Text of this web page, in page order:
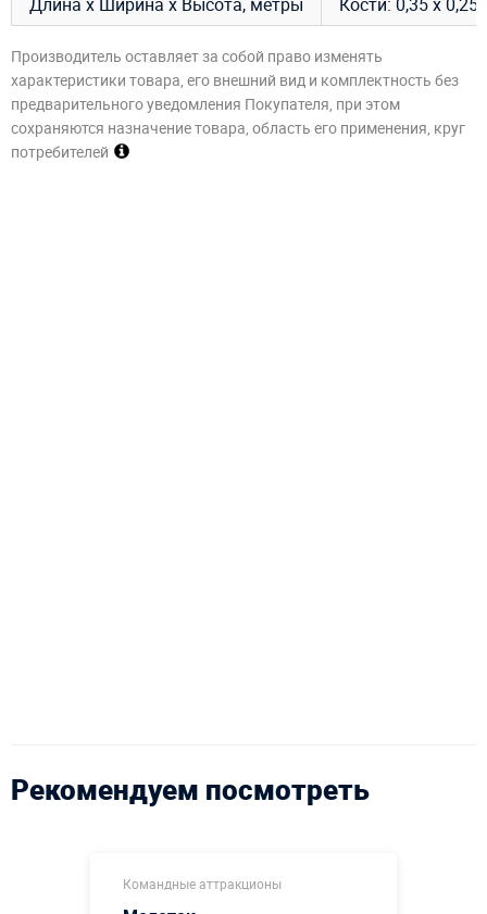
Производитель оставляет за собой право изменять
характеристики товара, его внешний вид и комплектность без
предварительного уведомления Покупателя, при этом
сохраняются назначение товара, область его применения, круг
потребителей
Рекомендуем посмотреть
Командные аттракционы